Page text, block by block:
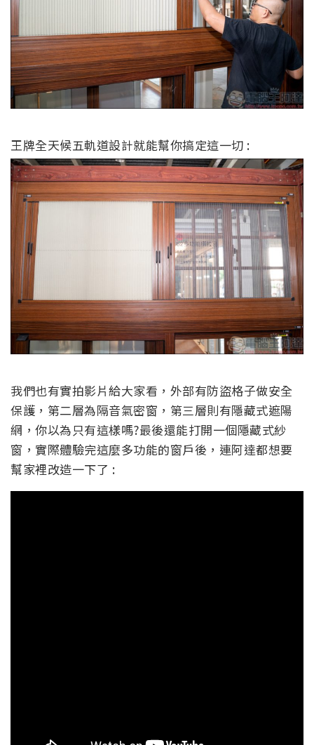
王牌全天候五軌道設計就能幫你搞定這一切 :
我們也有實拍影片給大家看，外部有防盜格子做安全
保護，第二層為隔音氣密窗，第三層則有隱藏式遮陽
網，你以為只有這樣嗎?最後還能打開一個隱藏式紗
窗， 實際體驗完這麼多功能的窗戶後，連阿達都想要
幫家裡改造一下了 :